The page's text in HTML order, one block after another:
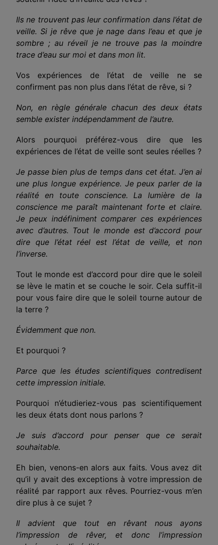
Ils ne trouvent pas leur confirmation dans l’état de
veille. Si je rêve que je nage dans l’eau et que je
sombre ; au réveil je ne trouve pas la moindre
trace d’eau sur moi et dans mon lit.
Vos expériences de l’état de veille ne se
confirment pas non plus dans l’état de rêve, si ?
Non, en règle générale chacun des deux états
semble exister indépendamment de l’autre.
Alors pourquoi préférez-vous dire que les
expériences de l’état de veille sont seules réelles ?
Je passe bien plus de temps dans cet état. J’en ai
une plus longue expérience. Je peux parler de la
réalité en toute conscience. La lumière de la
conscience me paraît maintenant forte et claire.
Je peux indéfiniment comparer ces expériences
avec d’autres. Tout le monde est d’accord pour
dire que l’état réel est l’état de veille, et non
l’inverse.
Tout le monde est d’accord pour dire que le soleil
se lève le matin et se couche le soir. Cela suffit-il
pour vous faire dire que le soleil tourne autour de
la terre ?
Évidemment que non.
Et pourquoi ?
Parce que les études scientifiques contredisent
cette impression initiale.
Pourquoi n’étudieriez-vous pas scientifiquement
les deux états dont nous parlons ?
Je suis d’accord pour penser que ce serait
souhaitable.
Eh bien, venons-en alors aux faits. Vous avez dit
qu’il y avait des exceptions à votre impression de
réalité par rapport aux rêves. Pourriez-vous m’en
dire plus à ce sujet ?
Il advient que tout en rêvant nous ayons
l’impression de rêver, et donc l’impression